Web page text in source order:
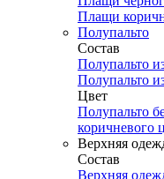
Плащи
Полупальто
Состав
Полупальто
Полупальто
Цвет
Полупальто
коричневого
Верхняя
Состав
Верхняя